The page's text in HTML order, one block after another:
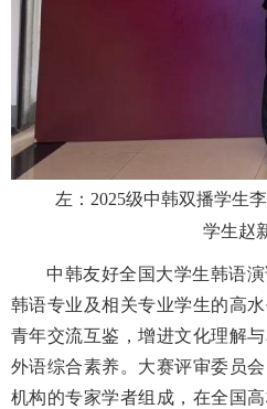
左：2025级中韩双播学生
学生赵
中韩友好全国大学生韩语
韩语专业及相关专业学生的高
青年交流互鉴，增进文化理解
外语综合素养。大赛评审委员
机构的专家学者组成，在全国